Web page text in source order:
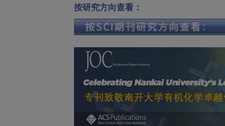
按研究方向查看：